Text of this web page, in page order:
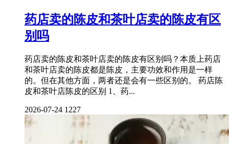
药店卖的陈皮和茶叶店卖的陈皮有区
别吗
药店卖的陈皮和茶叶店卖的陈皮有区别吗？本质上药店
和茶叶店卖的陈皮都是陈皮，主要功效和作用是一样
的。但在其他方面，两者还是会有一些区别的。 药店陈
皮和茶叶店陈皮的区别 1、药...
2026-07-24 1227